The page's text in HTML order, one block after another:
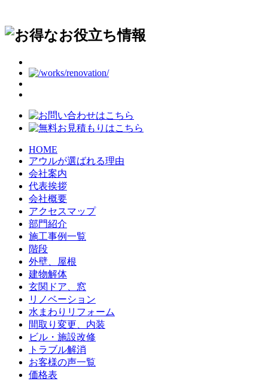
HOME
アウルが選ばれる理由
会社案内
代表挨拶
会社概要
アクセスマップ
部門紹介
施工事例一覧
階段
外壁、屋根
建物解体
玄関ドア、窓
リノベーション
水まわりリフォーム
間取り変更、内装
ビル・施設改修
トラブル解消
お客様の声一覧
価格表